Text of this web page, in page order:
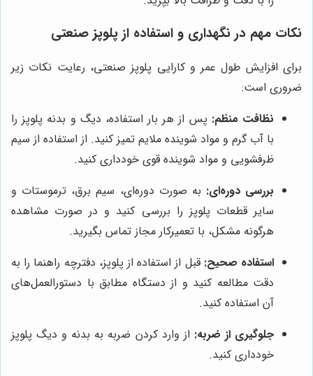
نکات مهم در نگهداری و استفاده از پلوپز صنعتی
برای افزایش طول عمر و کارایی پلوپز صنعتی، رعایت نکات زیر
ضروری است:
نظافت منظم: پس از هر بار استفاده، دیگ و بدنه پلوپز را
با آب گرم و مواد شوینده ملایم تمیز کنید. از استفاده از سیم
ظرفشویی و مواد شوینده قوی خودداری کنید.
بررسی دوره‌ای: به صورت دوره‌ای، سیم برق، ترموستات و
سایر قطعات پلوپز را بررسی کنید و در صورت مشاهده
هرگونه مشکل، با تعمیرکار مجاز تماس بگیرید.
استفاده صحیح: قبل از استفاده از پلوپز، دفترچه راهنما را به
دقت مطالعه کنید و از دستگاه مطابق با دستورالعمل‌های
آن استفاده کنید.
جلوگیری از ضربه: از وارد کردن ضربه به بدنه و دیگ پلوپز
خودداری کنید.